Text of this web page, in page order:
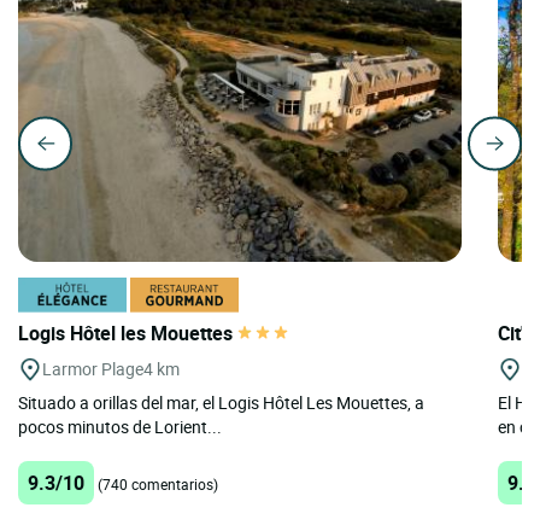
Logis Hôtel les Mouettes
Larmor Plage4 km
Situado a orillas del mar, el Logis Hôtel Les Mouettes, a
pocos minutos de Lorient...
9.3/10 (740 comentarios)
El
en